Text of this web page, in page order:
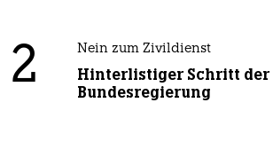
2 Nein zum Zivildienst
Hinterlistiger Schritt der
Bundesregierung